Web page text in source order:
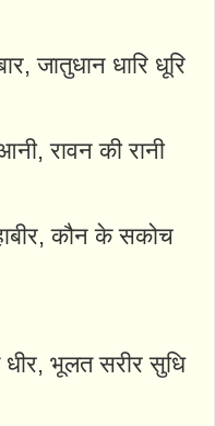
जातुधान धारि धूरि
रावन की रानी
कौन के सकोच
धीर, भूलत सरीर सुधि